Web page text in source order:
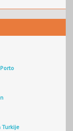
Turkije